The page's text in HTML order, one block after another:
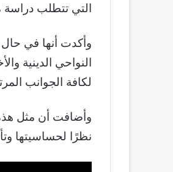
التي تتطلب دراسة
وأكدت أنها في
النواحي الدينية
لكافة الجوانب
وأضافت أن مثل
نظرًا لحساسيتها